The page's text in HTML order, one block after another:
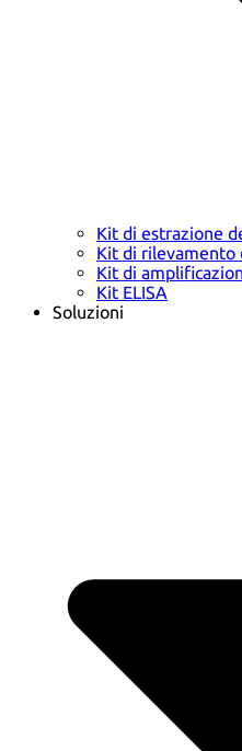
Kit di estrazione
Kit di rilevamento
Kit di
Kit ELISA
Soluzioni